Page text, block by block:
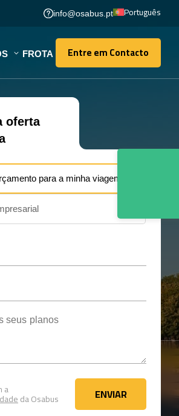
info@osabus.pt Português
FROTA Entre em Contacto
Entre em Contacto
oferta
para a minha viagem
a
da Osabus ENVIAR
ENVIAR